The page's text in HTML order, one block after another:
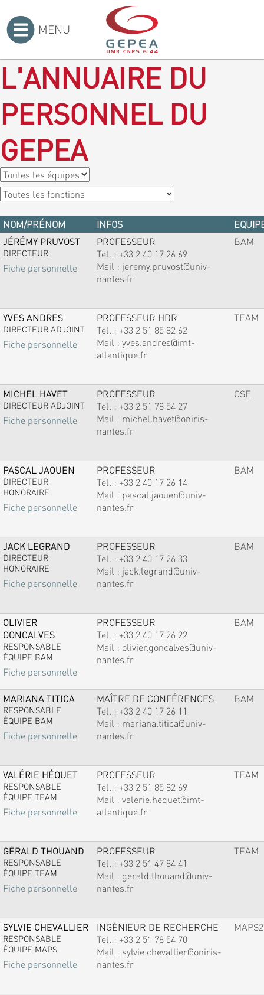
MENU
L'ANNUAIRE DU
PERSONNEL DU
GEPEA
NOM/PRÉNOM INFOS
JÉRÉMY PRUVOST
DIRECTEUR
Fiche personnelle
PROFESSEUR
Tel. : +33 2 40 17 26 69
Mail : jeremy.pruvost@univ-
nantes.fr
BAM
YVES ANDRES
DIRECTEUR ADJOINT
Fiche personnelle
PROFESSEUR HDR
Tel. : +33 2 51 85 82 62
Mail : yves.andres@imt-
atlantique.fr
TEAM
MICHEL HAVET
DIRECTEUR ADJOINT
Fiche personnelle
PROFESSEUR
Tel. : +33 2 51 78 54 27
Mail : michel.havet@oniris-
nantes.fr
OSE
PASCAL JAOUEN
DIRECTEUR
HONORAIRE
Fiche personnelle
PROFESSEUR
Tel. : +33 2 40 17 26 14
Mail : pascal.jaouen@univ-
nantes.fr
BAM
JACK LEGRAND
DIRECTEUR
HONORAIRE
Fiche personnelle
PROFESSEUR
Tel. : +33 2 40 17 26 33
Mail : jack.legrand@univ-
nantes.fr
BAM
OLIVIER
GONCALVES
RESPONSABLE
ÉQUIPE BAM
Fiche personnelle
PROFESSEUR
Tel. : +33 2 40 17 26 22
Mail : olivier.goncalves@univ-
nantes.fr
BAM
MARIANA TITICA
RESPONSABLE
ÉQUIPE BAM
Fiche personnelle
MAÎTRE DE CONFÉRENCES
Tel. : +33 2 40 17 26 11
Mail : mariana.titica@univ-
nantes.fr
BAM
VALÉRIE HÉQUET
RESPONSABLE
ÉQUIPE TEAM
Fiche personnelle
PROFESSEUR
Tel. : +33 2 51 85 82 69
Mail : valerie.hequet@imt-
atlantique.fr
TEAM
GÉRALD THOUAND
RESPONSABLE
ÉQUIPE TEAM
Fiche personnelle
PROFESSEUR
Tel. : +33 2 51 47 84 41
Mail : gerald.thouand@univ-
nantes.fr
TEAM
SYLVIE CHEVALLIER
RESPONSABLE
ÉQUIPE MAPS
Fiche personnelle
INGÉNIEUR DE RECHERCHE
Tel. : +33 2 51 78 54 70
Mail : sylvie.chevallier@oniris-
nantes.fr
MAPS2